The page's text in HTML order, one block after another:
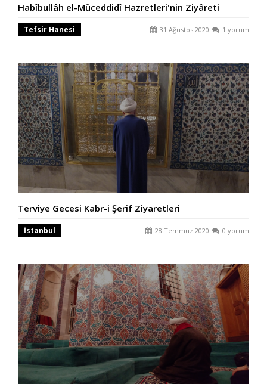
Habîbullâh el-Müceddidî Hazretleri'nin Ziyâreti
Tefsir Hanesi 31 Ağustos 2020 1 yorum
Terviye Gecesi Kabr-i Şerif Ziyaretleri
İstanbul 28 Temmuz 2020 0 yorum